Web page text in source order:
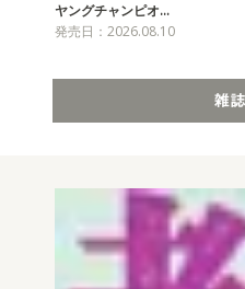
ヤングチャンピオ…
発売日：2026.08.10